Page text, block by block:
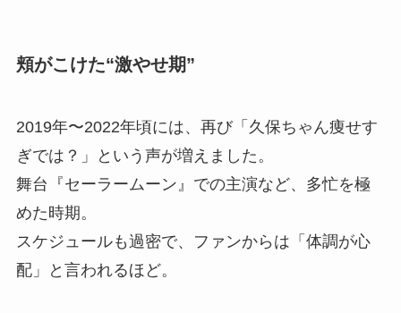
頬がこけた“激やせ期”
2019年〜2022年頃には、再び「久保ちゃん痩せす
ぎでは？」という声が増えました。
舞台『セーラームーン』での主演など、多忙を極
めた時期。
スケジュールも過密で、ファンからは「体調が心
配」と言われるほど。